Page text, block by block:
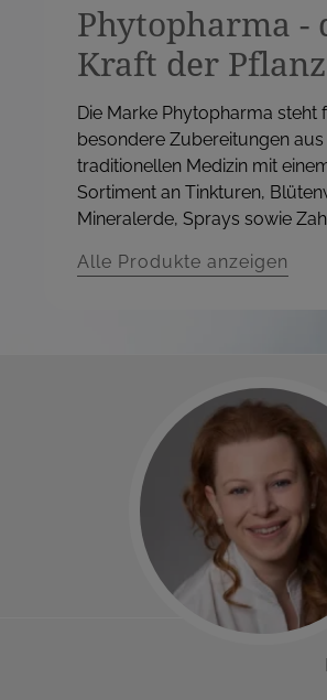
Phytopharma -
Kraft der
Die Marke Phytopharma steht
besondere Zubereitungen
traditionellen Medizin mit
Sortiment an Tinkturen,
Mineralerde, Sprays sowie
Alle Produkte anzeigen